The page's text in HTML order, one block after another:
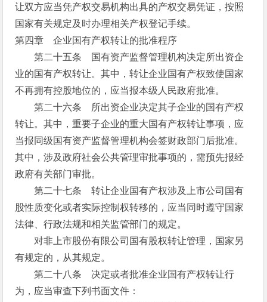
让双方应当凭产权交易机构出具的产权交易凭证，按照
国家有关规定及时办理相关产权登记手续。
第四章 企业国有产权转让的批准程序
第二十五条 国有资产监督管理机构决定所出资企
业的国有产权转让。其中，转让企业国有产权致使国家
不再拥有控股地位的，应当报本级人民政府批准。
第二十六条 所出资企业决定其子企业的国有产权
转让。其中，重要子企业的重大国有产权转让事项，应
当报同级国有资产监督管理机构会签财政部门后批准。
其中，涉及政府社会公共管理审批事项的，需预先报经
政府有关部门审批。
第二十七条 转让企业国有产权涉及上市公司国有
股性质变化或者实际控制权转移的，应当同时遵守国家
法律、行政法规和相关监管部门的规定。
对非上市股份有限公司国有股权转让管理，国家另
有规定的，从其规定。
第二十八条 决定或者批准企业国有产权转让行
为，应当审查下列书面文件：